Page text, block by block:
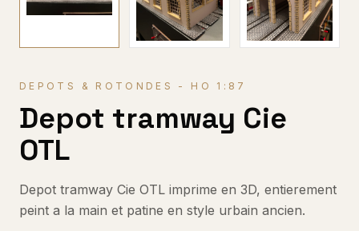
DEPOTS & ROTONDES - HO 1:87
Depot tramway Cie
OTL
Depot tramway Cie OTL imprime en 3D, entierement
peint a la main et patine en style urbain ancien.